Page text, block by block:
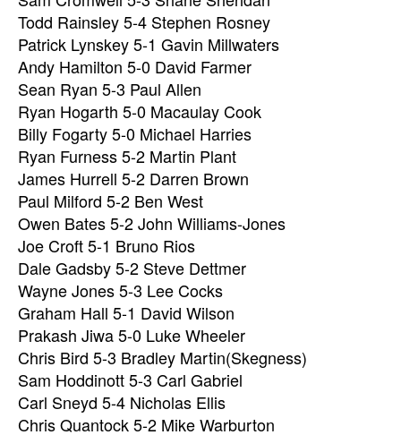
Todd Rainsley 5-4 Stephen Rosney
Patrick Lynskey 5-1 Gavin Millwaters
Andy Hamilton 5-0 David Farmer
Sean Ryan 5-3 Paul Allen
Ryan Hogarth 5-0 Macaulay Cook
Billy Fogarty 5-0 Michael Harries
Ryan Furness 5-2 Martin Plant
James Hurrell 5-2 Darren Brown
Paul Milford 5-2 Ben West
Owen Bates 5-2 John Williams-Jones
Joe Croft 5-1 Bruno Rios
Dale Gadsby 5-2 Steve Dettmer
Wayne Jones 5-3 Lee Cocks
Graham Hall 5-1 David Wilson
Prakash Jiwa 5-0 Luke Wheeler
Chris Bird 5-3 Bradley Martin(Skegness)
Sam Hoddinott 5-3 Carl Gabriel
Carl Sneyd 5-4 Nicholas Ellis
Chris Quantock 5-2 Mike Warburton